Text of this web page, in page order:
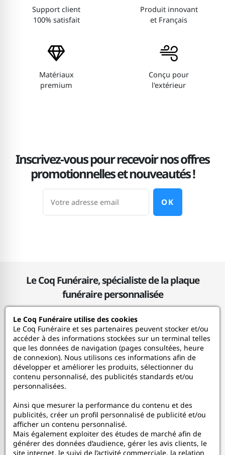
Support client
100% satisfait
Produit innovant
et Français
Matériaux
premium
Conçu pour
l'extérieur
Inscrivez-vous pour recevoir nos offres
promotionnelles et nouveautés !
OK
Le Coq Funéraire, spécialiste de la plaque
funéraire personnalisée
Le Coq Funéraire
Nos services
Mon Compte
Aide
A propos
Le Coq Funéraire utilise des cookies
Le Coq Funéraire et ses partenaires peuvent stocker et/ou
accéder à des informations stockées sur un terminal telles
que les données de navigation (pages consultées, heure
de connexion). Nous utilisons ces informations afin de
développer et améliorer les produits, sélectionner du
contenu personnalisé, des publicités standards et/ou
personnalisées.
Ainsi que mesurer la performance du contenu et des
publicités, créer un profil personnalisé de publicité et/ou
afficher un contenu personnalisé.
Mais également exploiter des études de marché afin de
générer des données d’audience, gérer les avis clients, le
site internet, le suivi de l’activité commerciale, la relation